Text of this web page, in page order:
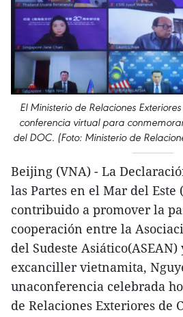
El Ministerio de Relaciones
conferencia virtual para
del DOC. (Foto: Ministerio de
Beijing (VNA) - La
las Partes en el Mar del Este
contribuido a promover la
cooperación entre la
del Sudeste
excanciller vietnamita,
unaconferencia celebrada
de Relaciones Exteriores de